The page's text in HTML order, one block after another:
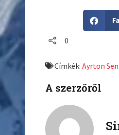
h
o
f
b
0
Címkék:Ayrton
A szerzőről